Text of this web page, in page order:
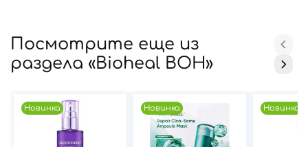
Посмотрите еще из
раздела «Bioheal BOH»
Новинка Новинка Новинка